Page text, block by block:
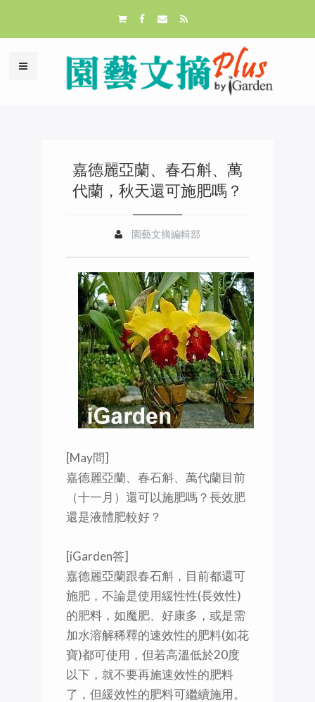
嘉德麗亞蘭、春石斛、萬
代蘭，秋天還可施肥嗎？
園藝文摘編輯部
[May問]
嘉德麗亞蘭、春石斛、萬代蘭目前
（十一月）還可以施肥嗎？長效肥
還是液體肥較好？
[iGarden答]
嘉德麗亞蘭跟春石斛，目前都還可
施肥，不論是使用緩性性(長效性)
的肥料，如魔肥、好康多，或是需
加水溶解稀釋的速效性的肥料(如花
寶)都可使用，但若高溫低於20度
以下，就不要再施速效性的肥料
了，但緩效性的肥料可繼續施用。